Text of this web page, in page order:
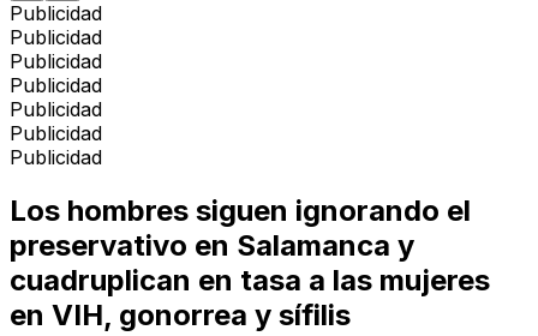
Publicidad
Publicidad
Publicidad
Publicidad
Publicidad
Publicidad
Publicidad
Los hombres siguen ignorando el
preservativo en Salamanca y
cuadruplican en tasa a las mujeres
en VIH, gonorrea y sífilis